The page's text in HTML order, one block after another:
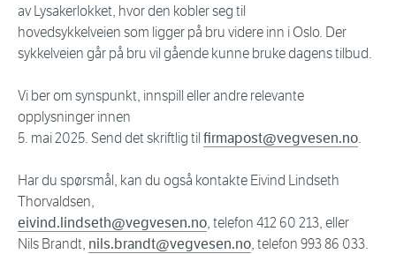
av Lysakerlokket, hvor den kobler seg til
hovedsykkelveien som ligger på bru videre inn i Oslo. Der
sykkelveien går på bru vil gående kunne bruke dagens tilbud.
Vi ber om synspunkt, innspill eller andre relevante
opplysninger innen
5. mai 2025. Send det skriftlig til firmapost@vegvesen.no.
Har du spørsmål, kan du også kontakte Eivind Lindseth
Thorvaldsen,
eivind.lindseth@vegvesen.no, telefon 412 60 213, eller
Nils Brandt, nils.brandt@vegvesen.no, telefon 993 86 033.